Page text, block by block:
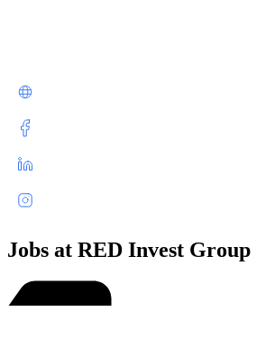
Jobs at RED Invest Group